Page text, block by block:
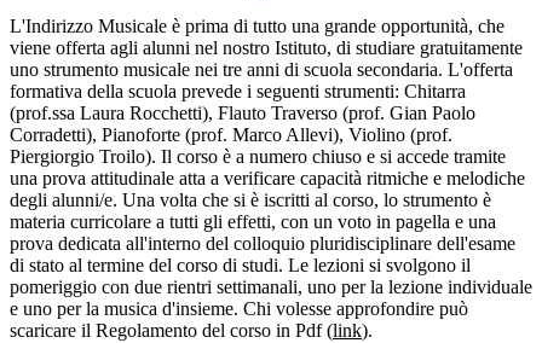
L'Indirizzo Musicale è prima di tutto una grande opportunità, che
viene offerta agli alunni nel nostro Istituto, di studiare gratuitamente
uno strumento musicale nei tre anni di scuola secondaria. L'offerta
formativa della scuola prevede i seguenti strumenti: Chitarra
(prof.ssa Laura Rocchetti), Flauto Traverso (prof. Gian Paolo
Corradetti), Pianoforte (prof. Marco Allevi), Violino (prof.
Piergiorgio Troilo). Il corso è a numero chiuso e si accede tramite
una prova attitudinale atta a verificare capacità ritmiche e melodiche
degli alunni/e. Una volta che si è iscritti al corso, lo strumento è
materia curricolare a tutti gli effetti, con un voto in pagella e una
prova dedicata all'interno del colloquio pluridisciplinare dell'esame
di stato al termine del corso di studi. Le lezioni si svolgono il
pomeriggio con due rientri settimanali, uno per la lezione individuale
e uno per la musica d'insieme. Chi volesse approfondire può
scaricare il Regolamento del corso in Pdf (link).